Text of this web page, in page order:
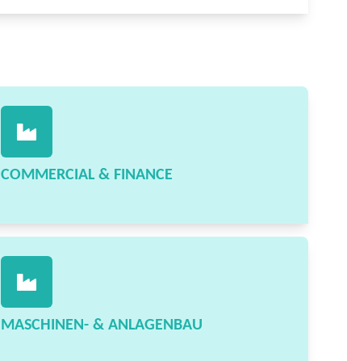
COMMERCIAL & FINANCE
MASCHINEN- & ANLAGENBAU